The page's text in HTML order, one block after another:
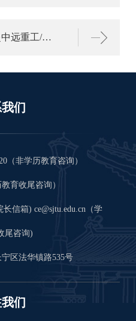
终身教育学院、海科院赴中远重工/船研所开展“锻铸新质生产力 弘扬大国工匠魂”主题思政实践活动
们
（非学历教育咨询）
育收尾咨询）
长信箱) ce@sjtu.edu.cn（学
尾咨询)
区法华镇路535号
们